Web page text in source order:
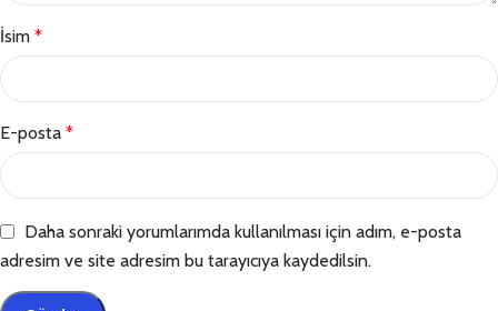
İsim *
E-posta *
Daha sonraki yorumlarımda kullanılması için adım, e-posta
adresim ve site adresim bu tarayıcıya kaydedilsin.